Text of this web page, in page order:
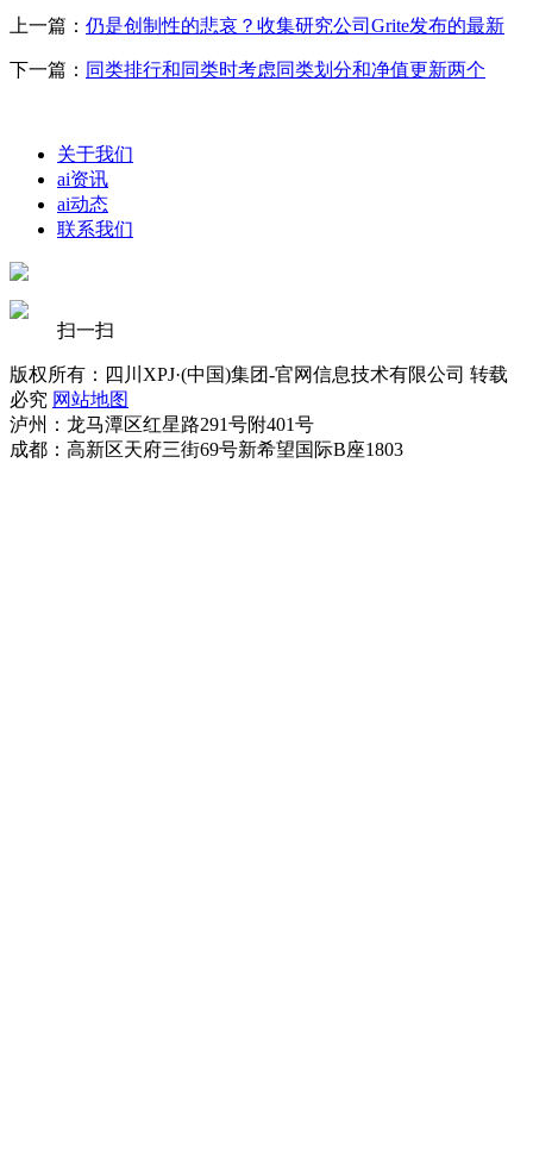
上一篇： 仍是创制性的悲哀？收集研究公司Grite发布的最新
下一篇： 同类排行和同类时考虑同类划分和净值更新两个
关于我们
ai资讯
ai动态
联系我们
扫一扫
版权所有：四川XPJ·(中国)集团-官网信息技术有限公司 转载
必究 网站地图
泸州：龙马潭区红星路291号附401号
成都：高新区天府三街69号新希望国际B座1803